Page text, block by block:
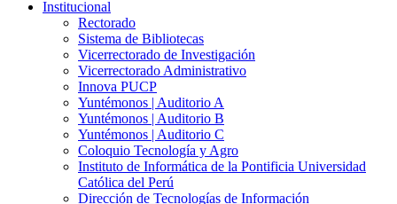
Institucional
Rectorado
Sistema de Bibliotecas
Vicerrectorado de Investigación
Vicerrectorado Administrativo
Innova PUCP
Yuntémonos | Auditorio A
Yuntémonos | Auditorio B
Yuntémonos | Auditorio C
Coloquio Tecnología y Agro
Instituto de Informática de la Pontificia Universidad
Católica del Perú
Dirección de Tecnologías de Información